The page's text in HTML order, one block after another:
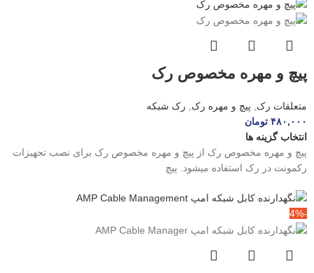
پیچ و مهره مخصوص رک
متعلقات رک پیچ و مهره رک
رک شبکه
۴۸۰,۰۰۰ تومان
انتخاب گزینه ها
پیچ و مهره مخصوص رک از پیچ و مهره مخصوص رک برای نصب تجهیزات
رکمونت در رک استفاده میشود. پیچ
-4%